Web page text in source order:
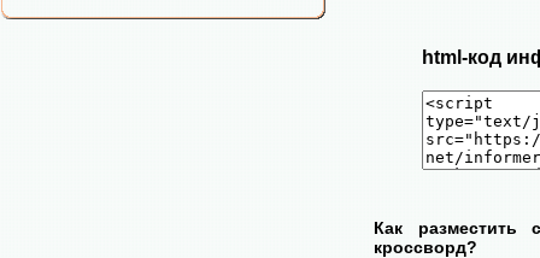
html-код
Как разместить
кроссворд?